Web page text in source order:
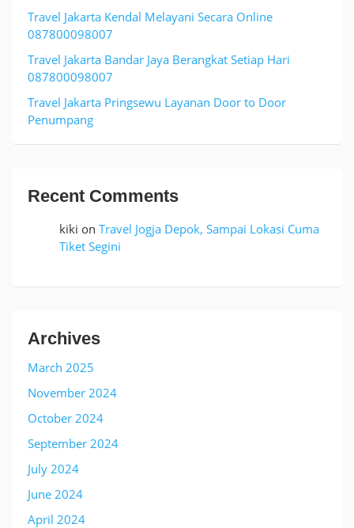
Travel Jakarta Kendal Melayani Secara Online
087800098007
Travel Jakarta Bandar Jaya Berangkat Setiap Hari
087800098007
Travel Jakarta Pringsewu Layanan Door to Door
Penumpang
Recent Comments
kiki on Travel Jogja Depok, Sampai Lokasi Cuma
Tiket Segini
Archives
March 2025
November 2024
October 2024
September 2024
July 2024
June 2024
April 2024